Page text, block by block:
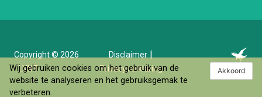
Copyright © 2026
- LVNT
Disclaimer |
Privacyverklaring
Wij gebruiken cookies om het gebruik van de
website te analyseren en het gebruiksgemak te
verbeteren.
Akkoord